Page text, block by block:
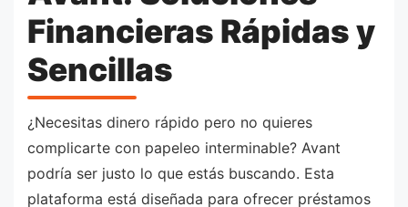
Financieras Rápidas y
Sencillas
¿Necesitas dinero rápido pero no quieres
complicarte con papeleo interminable? Avant
podría ser justo lo que estás buscando. Esta
plataforma está diseñada para ofrecer préstamos